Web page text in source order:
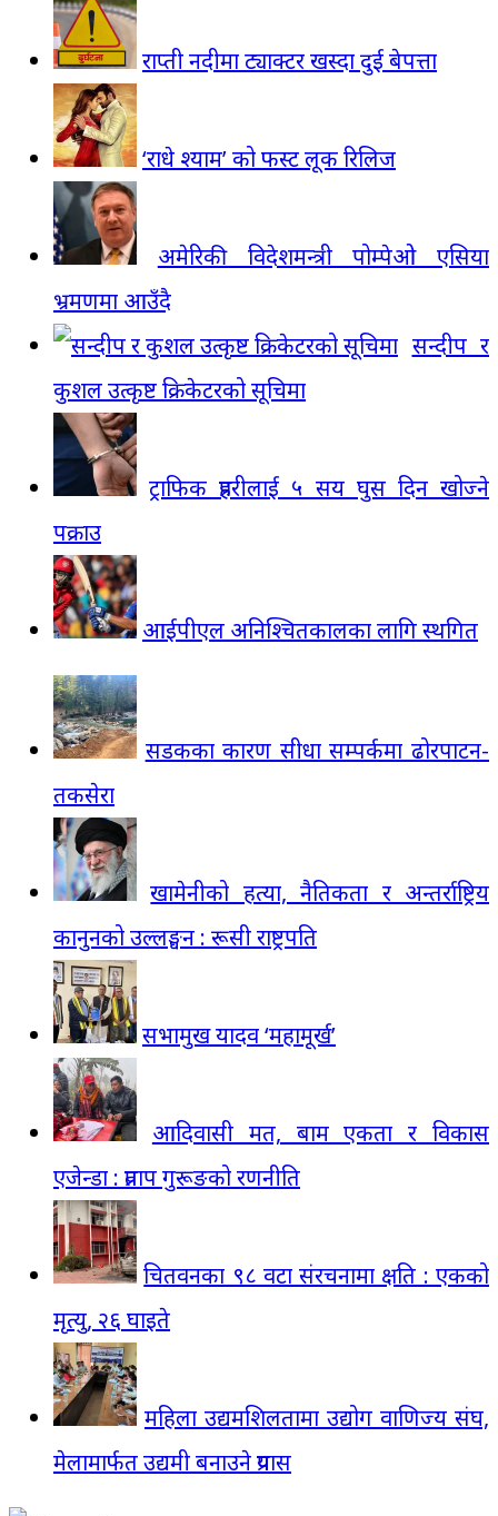
राप्ती नदीमा ट्याक्टर खस्दा दुई बेपत्ता
‘राधे श्याम’ को फस्ट लूक रिलिज
अमेरिकी विदेशमन्त्री पोम्पेओ एसिया
भ्रमणमा आउँदै
सन्दीप र
कुशल उत्कृष्ट क्रिकेटरको सूचिमा
ट्राफिक प्रहरीलाई ५ सय घुस दिन खोज्ने
पक्राउ
आईपीएल अनिश्चितकालका लागि स्थगित
सडकका कारण सीधा सम्पर्कमा ढोरपाटन-
तकसेरा
खामेनीको हत्या, नैतिकता र अन्तर्राष्ट्रिय
कानुनको उल्लङ्घन : रूसी राष्ट्रपति
सभामुख यादव ‘महामूर्ख’
आदिवासी मत, बाम एकता र विकास
एजेन्डा : प्रताप गुरूङको रणनीति
चितवनका ९८ वटा संरचनामा क्षति : एकको
मृत्यु, २६ घाइते
महिला उद्यमशिलतामा उद्योग वाणिज्य संघ,
मेलामार्फत उद्यमी बनाउने प्रयास